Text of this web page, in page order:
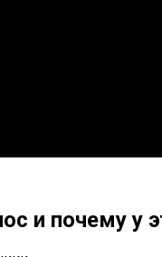
и почему у